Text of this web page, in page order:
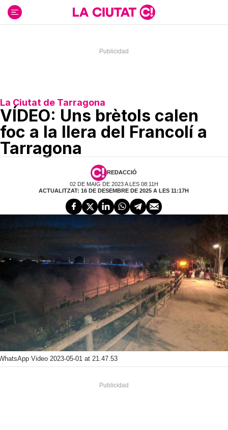
contenido
La Ciutat de Tarragona
VÍDEO: Uns brètols calen
foc a la llera del Francolí a
Tarragona
REDACCIÓ
02 DE MAIG DE 2023 A LES 08:11H
ACTUALITZAT: 16 DE DESEMBRE DE 2025 A LES 11:17H
Video 2023-05-01 at 21.47.53